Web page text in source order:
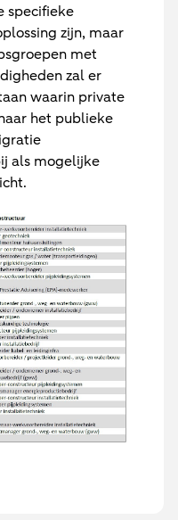
specifieke
zijn, maar
met
zal er
waarin private
het publieke
als mogelijke